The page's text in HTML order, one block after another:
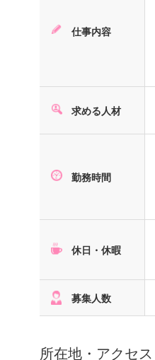
仕事内容
求める人材
勤務時間
休日・休暇
募集人数
所在地・アクセス